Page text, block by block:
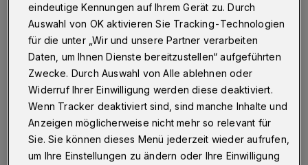
Wuppertal·Bei dem Versuch, mit seinem Fahrrad vom
Geh- und Radweg über den Bordstein auf die Straße
zu fahren, ist ein 63 Jahre alter Mann am Donnerstag
(24. März 2022) in Vohwinkel gestürzt. Er zog sich
schwere Kopfverletzungen zu.
25.03.2022 , 09:34 Uhr Eine Minute Lesezeit
eindeutige Kennungen auf Ihrem Gerät zu. Durch
Auswahl von OK aktivieren Sie Tracking-Technologien
für die unter „Wir und unsere Partner verarbeiten
Daten, um Ihnen Dienste bereitzustellen“ aufgeführten
Zwecke. Durch Auswahl von Alle ablehnen oder
Widerruf Ihrer Einwilligung werden diese deaktiviert.
Wenn Tracker deaktiviert sind, sind manche Inhalte und
Anzeigen möglicherweise nicht mehr so relevant für
Sie. Sie können dieses Menü jederzeit wieder aufrufen,
um Ihre Einstellungen zu ändern oder Ihre Einwilligung